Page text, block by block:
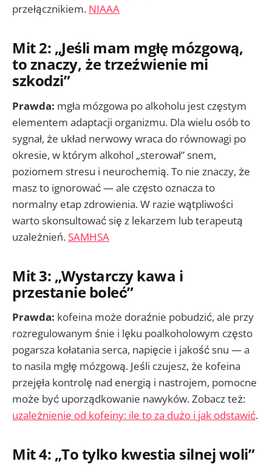
przełącznikiem. NIAAA
Mit 2: „Jeśli mam mgłę mózgową,
to znaczy, że trzeźwienie mi
szkodzi”
Prawda: mgła mózgowa po alkoholu jest częstym
elementem adaptacji organizmu. Dla wielu osób to
sygnał, że układ nerwowy wraca do równowagi po
okresie, w którym alkohol „sterował” snem,
poziomem stresu i neurochemią. To nie znaczy, że
masz to ignorować — ale często oznacza to
normalny etap zdrowienia. W razie wątpliwości
warto skonsultować się z lekarzem lub terapeutą
uzależnień. SAMHSA
Mit 3: „Wystarczy kawa i
przestanie boleć”
Prawda: kofeina może doraźnie pobudzić, ale przy
rozregulowanym śnie i lęku poalkoholowym często
pogarsza kołatania serca, napięcie i jakość snu — a
to nasila mgłę mózgową. Jeśli czujesz, że kofeina
przejęła kontrolę nad energią i nastrojem, pomocne
może być uporządkowanie nawyków. Zobacz też:
uzależnienie od kofeiny: ile to za dużo i jak odstawić.
Mit 4: „To tylko kwestia silnej woli”